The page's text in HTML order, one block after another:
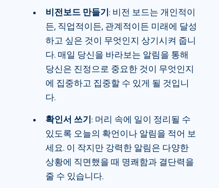
비전보드 만들기 : 비전 보드는 개인적이
든, 직업적이든, 관계적이든 미래에 달성
하고 싶은 것이 무엇인지 상기시켜 줍니
다. 매일 당신을 바라보는 알림을 통해
당신은 진정으로 중요한 것이 무엇인지
에 집중하고 집중할 수 있게 될 것입니
다.
확인서 쓰기 : 머리 속에 일이 정리될 수
있도록 오늘의 확언이나 알림을 적어 보
세요. 이 작지만 강력한 알림은 다양한
상황에 직면했을 때 명쾌함과 결단력을
줄 수 있습니다.